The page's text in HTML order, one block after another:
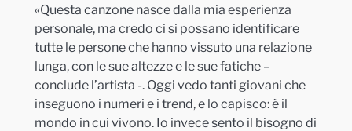
«Questa canzone nasce dalla mia esperienza
personale, ma credo ci si possano identificare
tutte le persone che hanno vissuto una relazione
lunga, con le sue altezze e le sue fatiche –
conclude l’artista -. Oggi vedo tanti giovani che
inseguono i numeri e i trend, e lo capisco: è il
mondo in cui vivono. Io invece sento il bisogno di